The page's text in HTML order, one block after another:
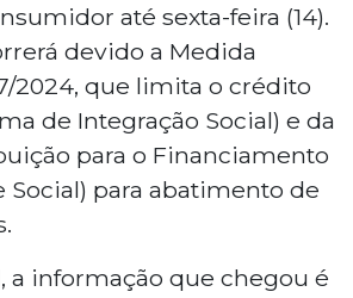
até sexta-feira (14).
devido a Medida
2024, que limita o crédito
de Integração Social) e da
para o Financiamento
Social) para abatimento de
a informação que chegou é